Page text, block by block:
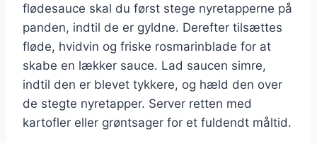
flødesauce skal du først stege nyretapperne på
panden, indtil de er gyldne. Derefter tilsættes
fløde, hvidvin og friske rosmarinblade for at
skabe en lækker sauce. Lad saucen simre,
indtil den er blevet tykkere, og hæld den over
de stegte nyretapper. Server retten med
kartofler eller grøntsager for et fuldendt måltid.